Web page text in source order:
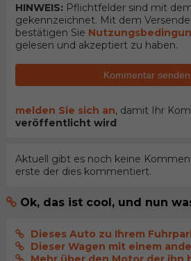
HINWEIS: Pflichtfelder sind mit
gekennzeichnet. Mit dem
bestätigen Sie
gelesen und akzeptiert zu haben.
Kommentar senden
melden Sie sich an, damit Ihr
veröffentlicht wird
Aktuell gibt es noch keine
erste der dies kommentiert.
Ok, das ist cool, und nun
Dieses Auto zu Ihrem
Dieser Wagen mit einem